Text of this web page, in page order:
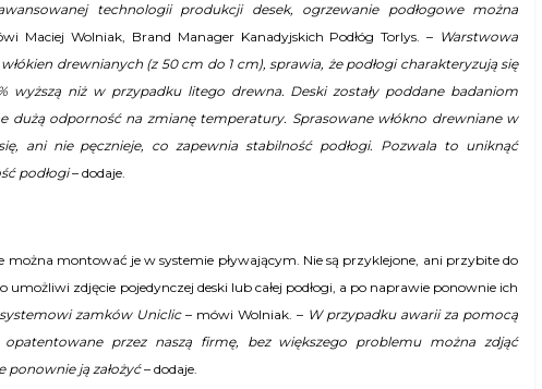
technologii produkcji desek, ogrzewanie podłogowe można
Maciej Wolniak, Brand Manager Kanadyjskich Podłóg Torlys. – Warstwowa
drewnianych (z 50 cm do 1 cm), sprawia, że podłogi charakteryzują się
wyższą niż w przypadku litego drewna. Deski zostały poddane badaniom
dużą odporność na zmianę temperatury. Sprasowane włókno drewniane w
ani nie pęcznieje, co zapewnia stabilność podłogi. Pozwala to uniknąć
podłogi– dodaje.
można montować je w systemie pływającym. Nie są przyklejone, ani przybite do
umożliwi zdjęcie pojedynczej deski lub całej podłogi, a po naprawie ponownie ich
zamków Uniclic– mówi Wolniak. – W przypadku awarii za pomocą
opatentowane przez naszą firmę, bez większego problemu można zdjąć
ponownie ją założyć– dodaje.